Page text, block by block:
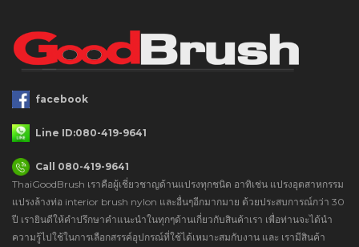
facebook
Line ID:080-419-9641
Call 080-419-9641
ThaiGoodBrush เราคือผู้เชี่ยวชาญด้านแปรงทุกชนิด อาทิเช่น แปรงอุตสาหกรรม
แปรงล้างท่อ interior brush nylon และอื่นๆอีกมากมาย ด้วยประสบการณ์กว่า 30
ปี เรายินดีให้คำปรึกษาคำแนะนำในทุกๆด้านเกี่ยวกับสินค้าเรา เพื่อท่านจะได้นำ
ความรู้ไปใช้ในการเลือกสรรค์อุปกรณ์ที่ใช้ได้เหมาะสมกับงาน และ เรามีสินค้า